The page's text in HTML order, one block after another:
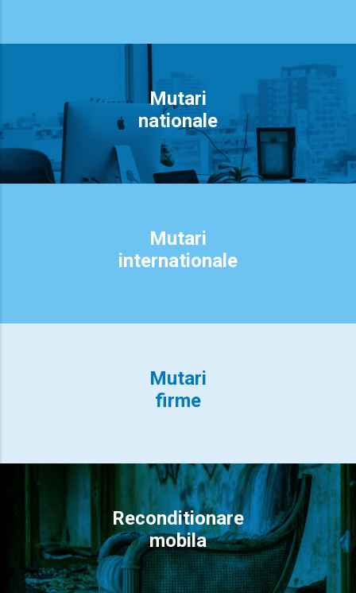
Mutari
nationale
Mutari
internationale
Mutari
firme
Reconditionare
mobila